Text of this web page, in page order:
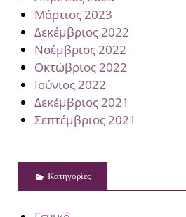
Μάρτιος 2023
Δεκέμβριος 2022
Νοέμβριος 2022
Οκτώβριος 2022
Ιούνιος 2022
Δεκέμβριος 2021
Σεπτέμβριος 2021
Kατηγορίες